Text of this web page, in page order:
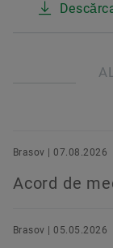
Brasov | 07.08.2026
Acord de
Brasov | 05.05.2026